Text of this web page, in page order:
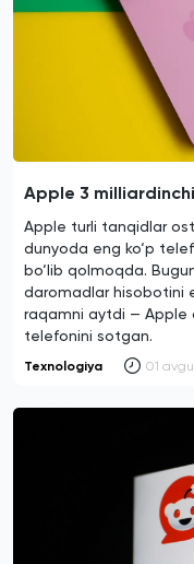
Apple 3
Apple turli tanqidlar
dunyoda eng ko‘p
bo‘lib qolmoqda.
daromadlar hisobotini
raqamni aytdi — Apple
telefonini sotgan.
Texnologiya 01